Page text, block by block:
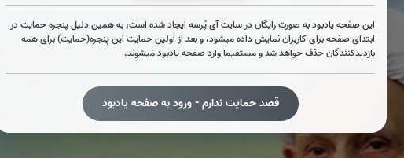
این صفحه یادبود به صورت رایگان در سایت آی پُرسه ایجاد شده است، به همین دلیل پنجره حمایت در
ابتدای صفحه برای کاربران نمایش داده میشود، و بعد از اولین حمایت این پنجره(حمایت) برای همه
بازدیدکنندگان حذف خواهد شد و مستقیما وارد صفحه یادبود میشوند.
قصد حمایت ندارم - ورود به صفحه یادبود